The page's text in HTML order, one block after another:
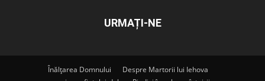
URMAȚI-NE
Înălțarea Domnului
Despre Martorii lui Iehova